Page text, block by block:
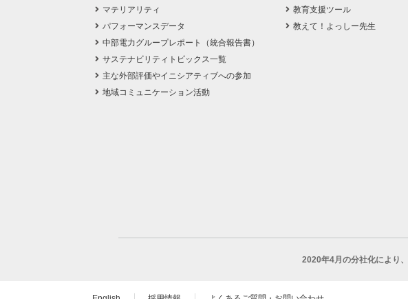
マテリアリティ
パフォーマンスデータ
中部電力グループレポート（統合報告書）
サステナビリティトピックス一覧
主な外部評価やイニシアティブへの参加
地域コミュニケーション活動
教育支援ツール
教えて！よっしー先生
2020年4月の分社化により、